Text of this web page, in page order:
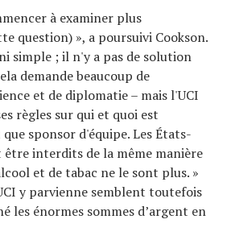
à examiner plus
question) », a poursuivi Cookson.
simple ; il n'y a pas de solution
demande beaucoup de
et de diplomatie – mais l'UCI
règles sur qui et quoi est
sponsor d'équipe. Les États-
interdits de la même manière
et de tabac ne le sont plus. »
y parvienne semblent toutefois
les énormes sommes d’argent en